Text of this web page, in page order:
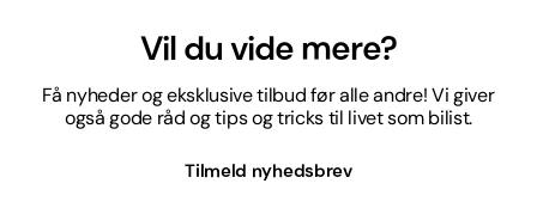
Vil du vide mere?
Få nyheder og eksklusive tilbud før alle andre! Vi giver
også gode råd og tips og tricks til livet som bilist.
Tilmeld nyhedsbrev